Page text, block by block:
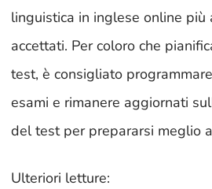
linguistica in inglese online più
accettati. Per coloro che
test, è consigliato
esami e rimanere aggiornati
del test per prepararsi meglio
Ulteriori letture: